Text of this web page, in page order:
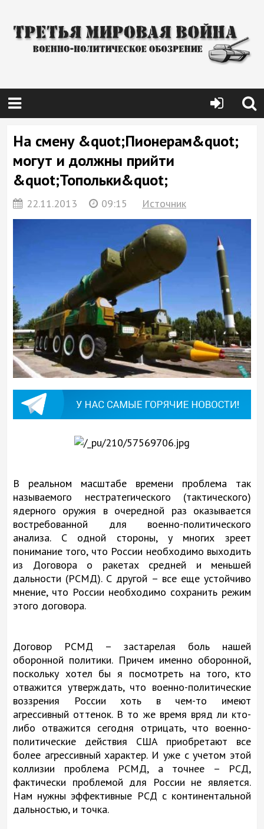
На смену &quot;Пионерам&quot;
могут и должны прийти
&quot;Топольки&quot;
22.11.2013 09:15 Источник
В реальном масштабе времени проблема так
называемого нестратегического (тактического)
ядерного оружия в очередной раз оказывается
востребованной для военно-политического
анализа. С одной стороны, у многих зреет
понимание того, что России необходимо выходить
из Договора о ракетах средней и меньшей
дальности (РСМД). С другой – все еще устойчиво
мнение, что России необходимо сохранить режим
этого договора.
Договор РСМД – застарелая боль нашей
оборонной политики. Причем именно оборонной,
поскольку хотел бы я посмотреть на того, кто
отважится утверждать, что военно-политические
воззрения России хоть в чем-то имеют
агрессивный оттенок. В то же время вряд ли кто-
либо отважится сегодня отрицать, что военно-
политические действия США приобретают все
более агрессивный характер. И уже с учетом этой
коллизии проблема РСМД, а точнее – РСД,
фактически проблемой для России не является.
Нам нужны эффективные РСД с континентальной
дальностью, и точка.